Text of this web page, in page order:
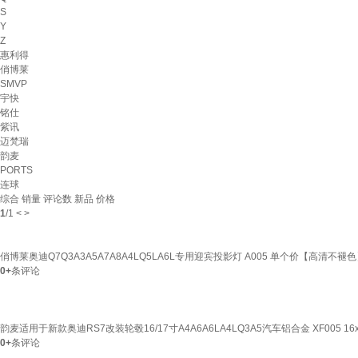
S
Y
Z
惠利得
俏博莱
SMVP
宇快
铭仕
紫讯
迈梵瑞
韵麦
PORTS
连球
综合 销量 评论数 新品 价格
1/1 < >
俏博莱奥迪Q7Q3A3A5A7A8A4LQ5LA6L专用迎宾投影灯 A005 单个价【高清不褪色
0+条评论
韵麦适用于新款奥迪RS7改装轮毂16/17寸A4A6A6LA4LQ3A5汽车铝合金 XF005
0+条评论